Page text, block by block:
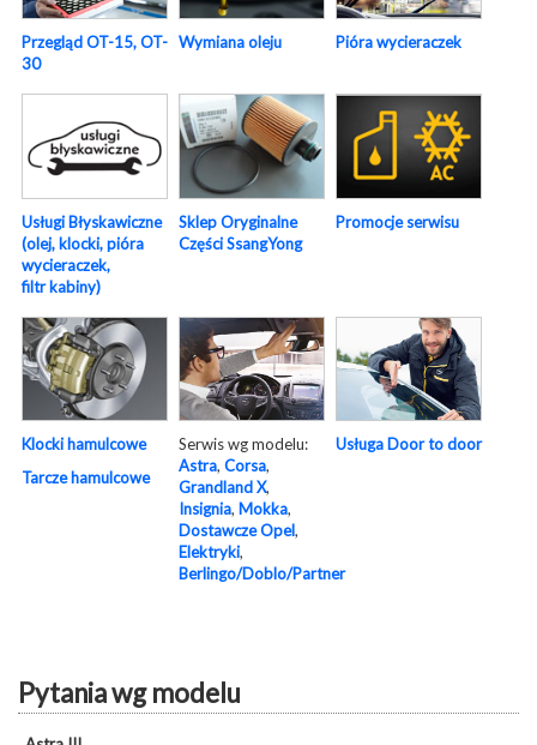
Przegląd OT-15, OT-
30
Wymiana oleju Pióra wycieraczek
Usługi Błyskawiczne
(olej, klocki, pióra
wycieraczek,
filtr kabiny)
Sklep Oryginalne
Części SsangYong
Promocje serwisu
Klocki hamulcowe
Tarcze hamulcowe
Serwis wg modelu:
Astra, Corsa,
Grandland X,
Insignia, Mokka,
Dostawcze Opel,
Elektryki,
Berlingo/Doblo/Partner
Usługa Door to door
Pytania wg modelu